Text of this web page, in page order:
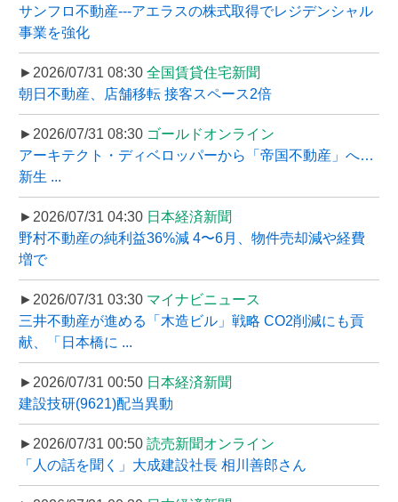
サンフロ不動産---アエラスの株式取得でレジデンシャル
事業を強化
►2026/07/31 08:30 全国賃貸住宅新聞
朝日不動産、店舗移転 接客スペース2倍
►2026/07/31 08:30 ゴールドオンライン
アーキテクト・ディベロッパーから「帝国不動産」へ…
新生 ...
►2026/07/31 04:30 日本経済新聞
野村不動産の純利益36%減 4〜6月、物件売却減や経費
増で
►2026/07/31 03:30 マイナビニュース
三井不動産が進める「木造ビル」戦略 CO2削減にも貢
献、「日本橋に ...
►2026/07/31 00:50 日本経済新聞
建設技研(9621)配当異動
►2026/07/31 00:50 読売新聞オンライン
「人の話を聞く」大成建設社長 相川善郎さん